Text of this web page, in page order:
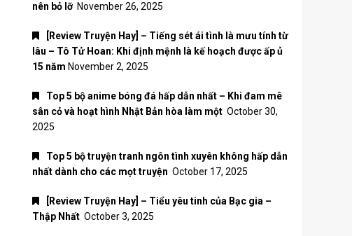
nên bỏ lỡ November 26, 2025
[Review Truyện Hay] – Tiếng sét ái tình là mưu tính từ
lâu – Tô Tử Hoan: Khi định mệnh là kế hoạch được ấp ủ
15 năm November 2, 2025
Top 5 bộ anime bóng đá hấp dẫn nhất – Khi đam mê
sân cỏ và hoạt hình Nhật Bản hòa làm một October 30,
2025
Top 5 bộ truyện tranh ngôn tình xuyên không hấp dẫn
nhất dành cho các mọt truyện October 17, 2025
[Review Truyện Hay] – Tiểu yêu tinh của Bạc gia –
Thập Nhất October 3, 2025